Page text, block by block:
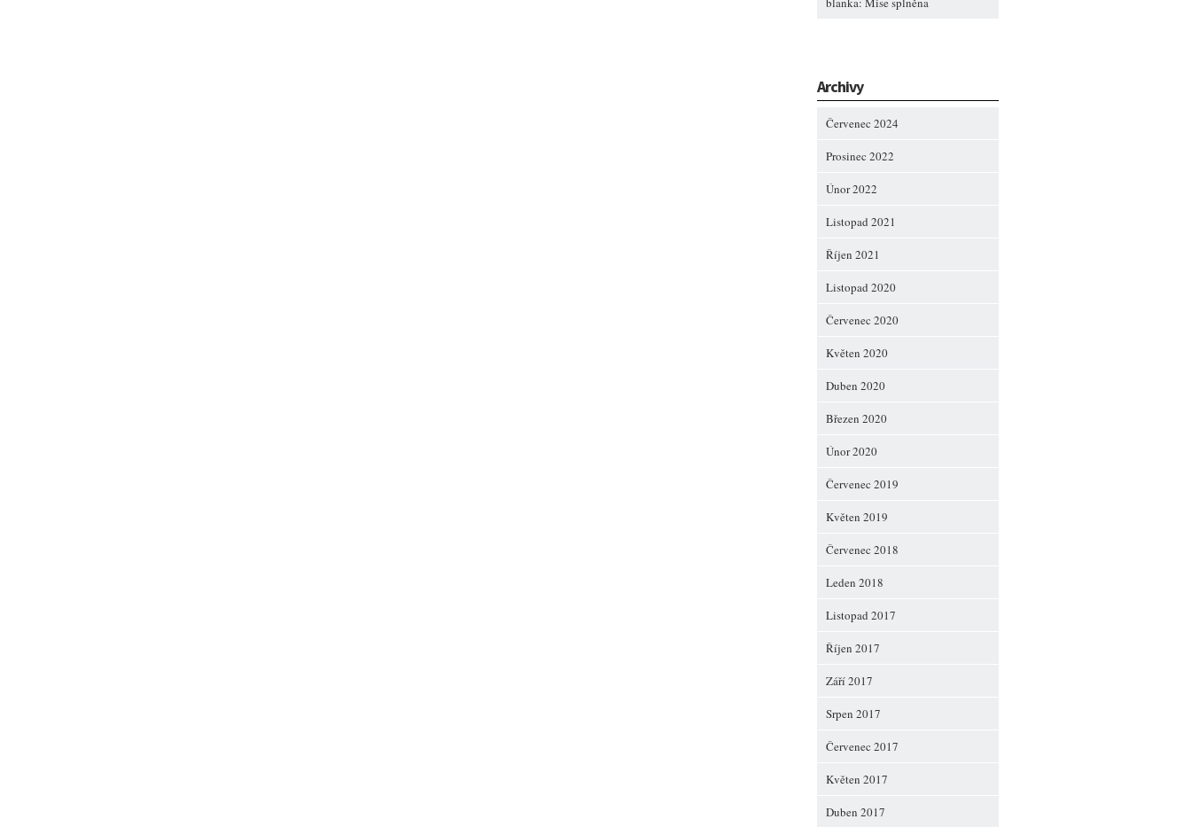
Archivy
Červenec 2024
Prosinec 2022
Únor 2022
Listopad 2021
Říjen 2021
Listopad 2020
Červenec 2020
Květen 2020
Duben 2020
Březen 2020
Únor 2020
Červenec 2019
Květen 2019
Červenec 2018
Leden 2018
Listopad 2017
Říjen 2017
Září 2017
Srpen 2017
Červenec 2017
Květen 2017
Duben 2017